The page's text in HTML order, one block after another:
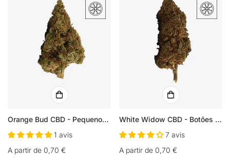
Orange Bud CBD - Pequenos botões
1 avis
Preço
A partir de 0,70 €
White Widow CBD - Botões Pequenos
7 avis
Preço
A partir de 0,70 €